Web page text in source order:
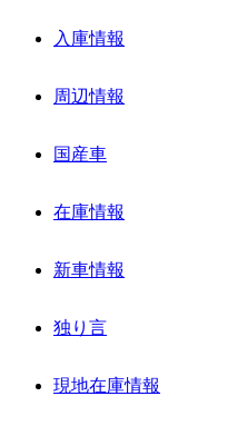
入庫情報
周辺情報
国産車
在庫情報
新車情報
独り言
現地在庫情報